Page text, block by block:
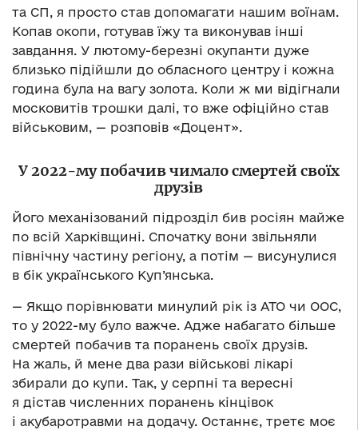
та СП, я просто став допомагати нашим воїнам.
Копав окопи, готував їжу та виконував інші
завдання. У лютому-березні окупанти дуже
близько підійшли до обласного центру і кожна
година була на вагу золота. Коли ж ми відігнали
московитів трошки далі, то вже офіційно став
військовим, — розповів «Доцент».
У 2022-му побачив чимало смертей своїх
друзів
Його механізований підрозділ бив росіян майже
по всій Харківщині. Спочатку вони звільняли
північну частину регіону, а потім — висунулися
в бік українського Куп’янська.
— Якщо порівнювати минулий рік із АТО чи ООС,
то у 2022-му було важче. Адже набагато більше
смертей побачив та поранень своїх друзів.
На жаль, й мене два рази військові лікарі
збирали до купи. Так, у серпні та вересні
я дістав численних поранень кінцівок
і акубаротравми на додачу. Останнє, третє моє